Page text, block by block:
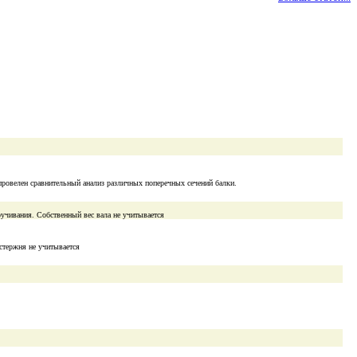
сравнительный анализ различных поперечных сечений балки.
Собственный вес вала не учитывается
не учитывается